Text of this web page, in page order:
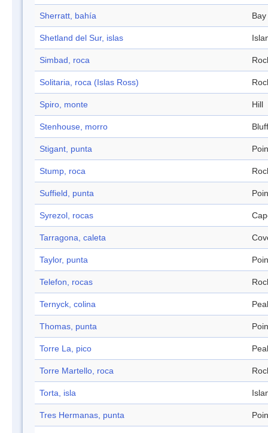
Sherratt, bahía Bay
Shetland del Sur, islas
Simbad, roca
Solitaria, roca (Islas Ross)
Spiro, monte Hill
Stenhouse, morro Bluff
Stigant, punta
Stump, roca
Suffield, punta
Syrezol, rocas
Tarragona, caleta
Taylor, punta
Telefon, rocas
Ternyck, colina
Thomas, punta
Torre La, pico
Torre Martello, roca
Torta, isla
Tres Hermanas, punta